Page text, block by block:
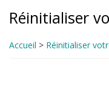
Réinitialiser
Accueil > Réinitialiser